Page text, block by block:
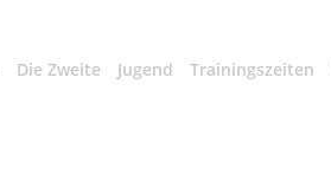
Die Zweite Jugend Trainingszeiten